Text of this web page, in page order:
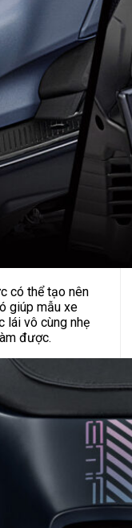
có thể tạo nên
giúp mẫu xe
lái vô cùng nhẹ
được.